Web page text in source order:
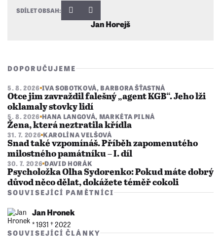
Jan Horejš
SDÍLET OBSAH:
DOPORUČUJEME
5. 8. 2026 IVA SOBOTKOVÁ, BARBORA ŠŤASTNÁ
Otce jim zavraždil falešný „agent KGB“. Jeho lži
oklamaly stovky lidí
5. 8. 2026 HANA LANGOVÁ, MARKÉTA PILNÁ
Žena, která neztratila křídla
31. 7. 2026 KAROLÍNA VELŠOVÁ
Snad také vzpomínáš. Příběh zapomenutého
milostného památníku – I. díl
30. 7. 2026 DAVID HORÁK
Psycholožka Olha Sydorenko: Pokud máte dobrý
důvod něco dělat, dokážete téměř cokoli
SOUVISEJÍCÍ PAMĚTNÍCI
Jan Hronek
* 1931 †︎ 2022
SOUVISEJÍCÍ ČLÁNKY